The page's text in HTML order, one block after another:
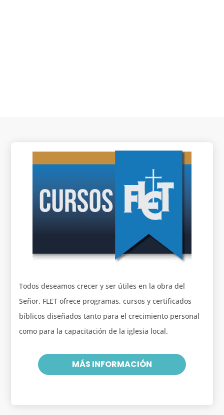
Todos deseamos crecer y ser útiles en la obra del
Señor. FLET ofrece programas, cursos y certificados
bíblicos diseñados tanto para el crecimiento personal
como para la capacitación de la iglesia local.
MÁS INFORMACIÓN